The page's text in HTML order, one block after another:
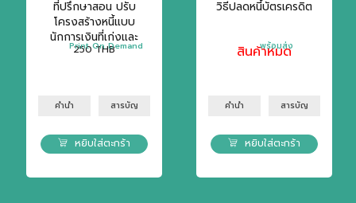
ที่ปรึกษาสอน ปรับ
โครงสร้างหนี้แบบ
นักการเงินที่เก่งและ
ทนายฉลาด
250 THB
Print On Demand
คำนำ สารบัญ
หยิบใส่ตะกร้า
วิธีปลดหนี้บัตรเครดิต
สินค้าหมด
พร้อมส่ง
คำนำ สารบัญ
หยิบใส่ตะกร้า